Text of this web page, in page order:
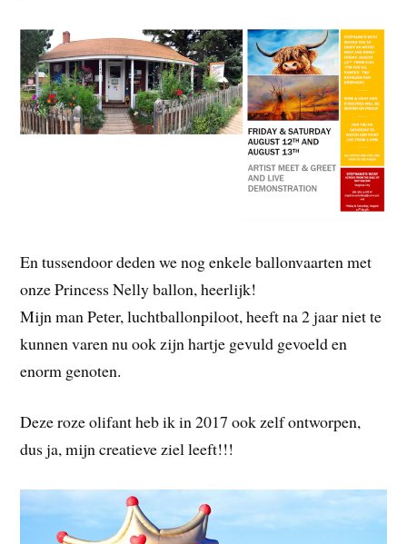
En tussendoor deden we nog enkele ballonvaarten met
onze Princess Nelly ballon, heerlijk!
Mijn man Peter, luchtballonpiloot, heeft na 2 jaar niet te
kunnen varen nu ook zijn hartje gevuld gevoeld en
enorm genoten.
Deze roze olifant heb ik in 2017 ook zelf ontworpen,
dus ja, mijn creatieve ziel leeft!!!